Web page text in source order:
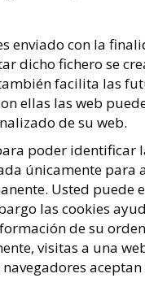
enviado con la
dicho fichero se
facilita las
ellas las web
de su web.
poder identificar
únicamente para
Usted puede
las cookies
de su
visitas a una